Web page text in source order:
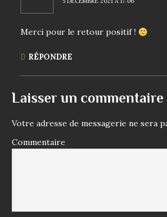
Merci pour le retour positif !
RÉPONDRE
Laisser un commentaire
Votre adresse de messagerie ne sera
Commentaire